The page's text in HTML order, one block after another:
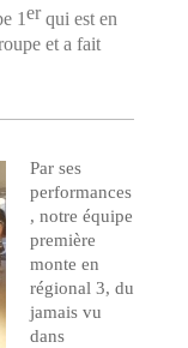
1er qui est en
et a fait
Par ses
performances
, notre équipe
première
monte en
régional 3, du
jamais vu
dans